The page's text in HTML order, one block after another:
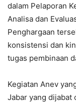
dalam Pelaporan
Analisa dan
Penghargaan
konsistensi dan
tugas pembinaan
Kegiatan Anev
Jabar yang dijabat